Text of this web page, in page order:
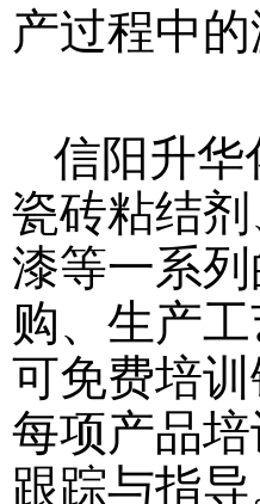
产过程中
信阳升华
瓷砖粘结
漆等一系
购、生产
可免费培
每项产品
跟踪与指